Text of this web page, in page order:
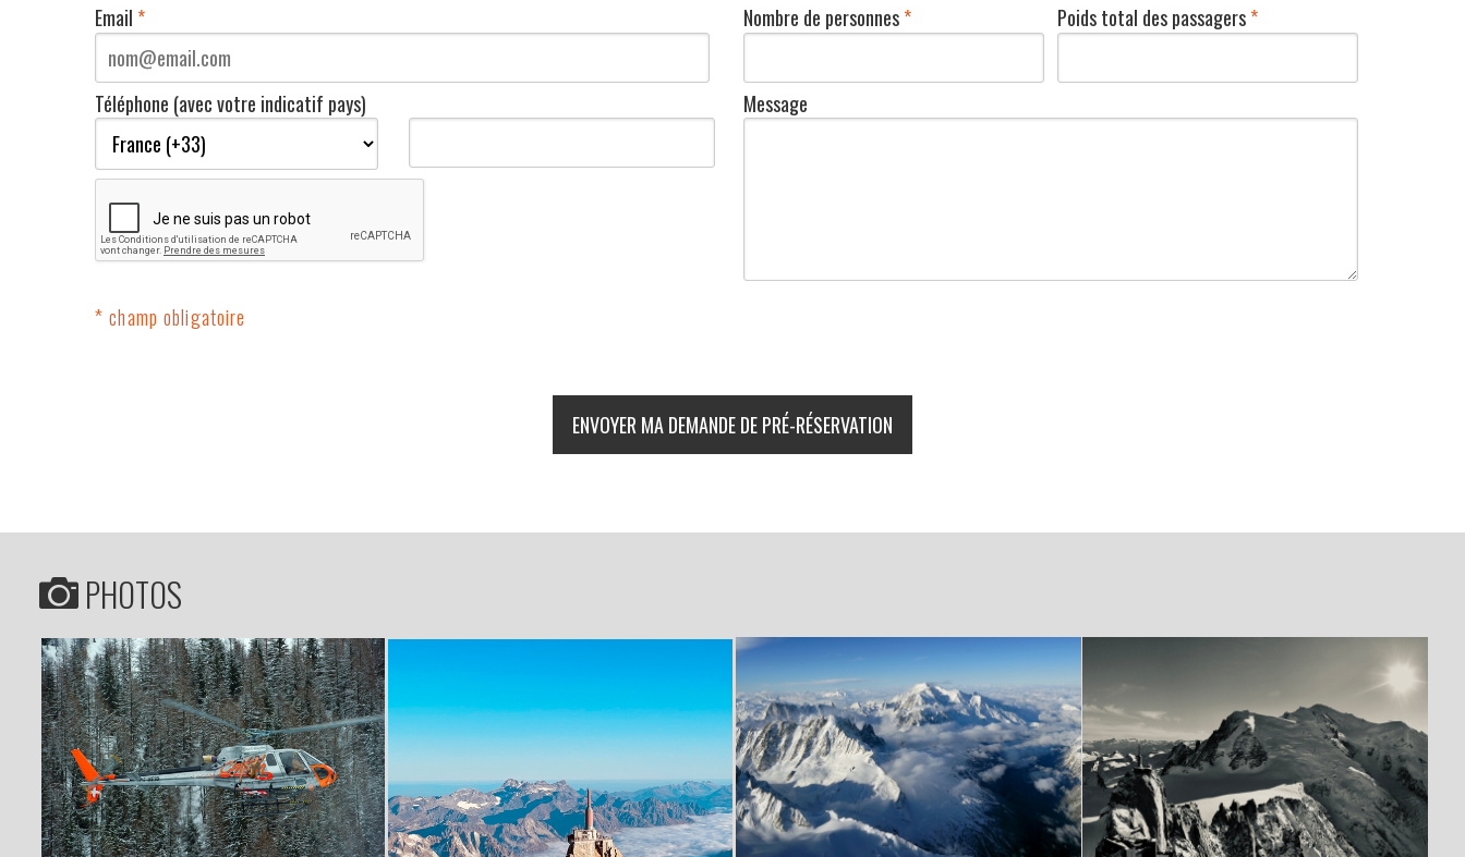
Email *
Téléphone (avec votre indicatif pays)
* champ obligatoire
Nombre de personnes* Poids total des passagers*
Message
ENVOYER MA DEMANDE DE PRÉ-RÉSERVATION
PHOTOS